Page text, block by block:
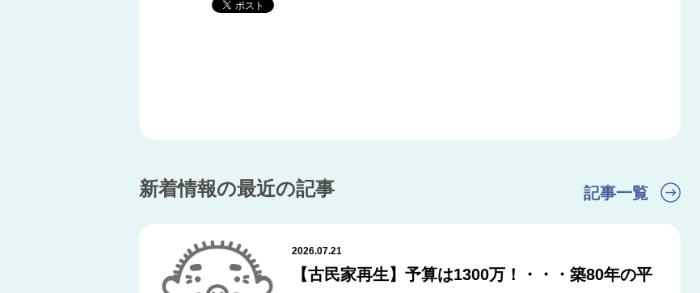
新着情報の最近の記事 記事一覧
2026.07.21
【古民家再生】予算は1300万！・・・築80年の平